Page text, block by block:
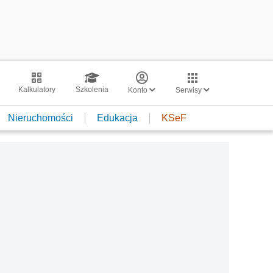
Kalkulatory Szkolenia Konto Serwisy
Nieruchomości Edukacja KSeF